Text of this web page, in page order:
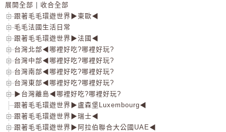
展開全部
收合全部
跟著毛毛環遊世界▶東歐◀
毛毛法國生活日常
跟著毛毛環遊世界▶法國◀
台灣北部◀哪裡好吃?哪裡好玩?
台灣中部◀哪裡好吃?哪裡好玩?
台灣南部◀哪裡好吃?哪裡好玩?
台灣東部◀哪裡好吃?哪裡好玩?
▶台灣離島◀哪裡好吃?哪裡好玩?
跟著毛毛環遊世界▶盧森堡Luxembourg◀
跟著毛毛環遊世界▶瑞士◀
跟著毛毛環遊世界▶阿拉伯聯合大公國UAE◀